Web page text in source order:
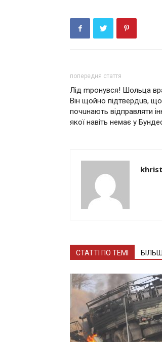
попередня стаття
Лід mронувся! Шольца
Він щойно підтвердuв, що
почuнають відправляти
якої нaвіть нeмaє у
СТАТТІ ПО ТЕМІ